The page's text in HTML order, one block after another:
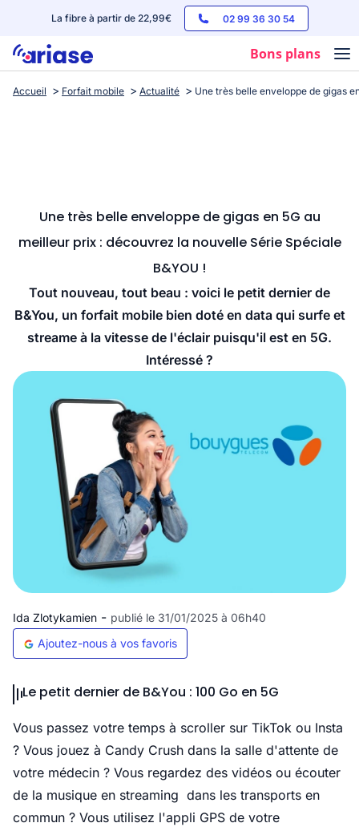
La fibre à partir de 22,99€ 02 99 36 30 54
Bons plans
Box internet
Streaming
Accueil Forfait mobile Actualité Une très belle enveloppe de gigas
Une très belle enveloppe de gigas en 5G au
meilleur prix : découvrez la nouvelle Série Spéciale
B&YOU !
Tout nouveau, tout beau : voici le petit dernier de
B&You, un forfait mobile bien doté en data qui surfe et
streame à la vitesse de l'éclair puisqu'il est en 5G.
Intéressé ?
Ida Zlotykamien - publié le 31/01/2025 à 06h40
Ajoutez-nous à vos favoris
Le petit dernier de B&You : 100 Go en 5G
Vous passez votre temps à scroller sur TikTok ou Insta
? Vous jouez à Candy Crush dans la salle d'attente de
votre médecin ? Vous regardez des vidéos ou écouter
de la musique en streaming dans les transports en
commun ? Vous utilisez l'appli GPS de votre